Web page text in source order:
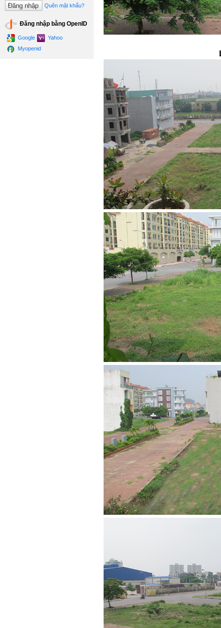
Quên mật khẩu?
Đăng nhập bằng OpenID
Google
Yahoo
Myopenid